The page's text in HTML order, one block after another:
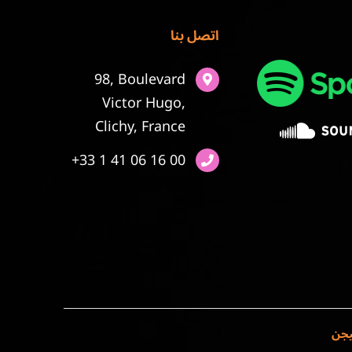
اتصل بنا
98, Boulevard
Victor Hugo,
Clichy, France
+33 1 41 06 16 00